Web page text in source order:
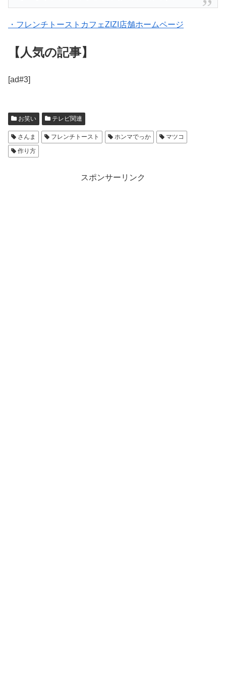
・フレンチトーストカフェZIZI店舗ホームページ
【人気の記事】
[ad#3]
お笑い テレビ関連
さんま フレンチトースト ホンマでっか
マツコ
作り方
スポンサーリンク